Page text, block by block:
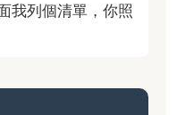
我列個清單，你照